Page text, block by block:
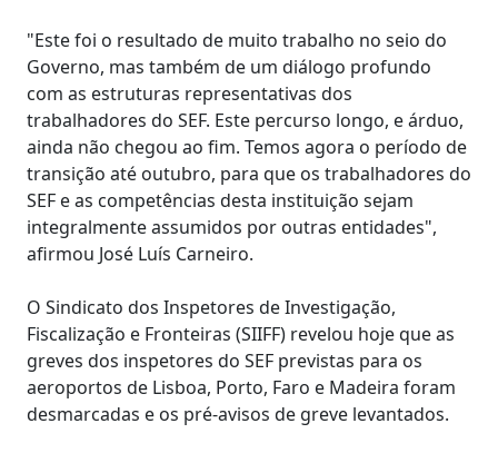
"Este foi o resultado de muito trabalho no seio do
Governo, mas também de um diálogo profundo
com as estruturas representativas dos
trabalhadores do SEF. Este percurso longo, e árduo,
ainda não chegou ao fim. Temos agora o período de
transição até outubro, para que os trabalhadores do
SEF e as competências desta instituição sejam
integralmente assumidos por outras entidades",
afirmou José Luís Carneiro.
O Sindicato dos Inspetores de Investigação,
Fiscalização e Fronteiras (SIIFF) revelou hoje que as
greves dos inspetores do SEF previstas para os
aeroportos de Lisboa, Porto, Faro e Madeira foram
desmarcadas e os pré-avisos de greve levantados.